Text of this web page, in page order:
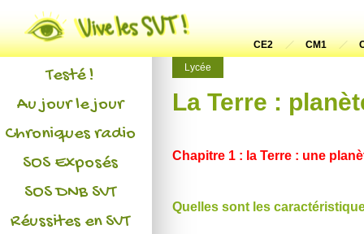
CE2 CM1
Lycée
La Terre :
Chapitre 1 : la Terre : une
Quelles sont les
Actualités
L'association
Testé !
Au jour le jour
Chroniques radio
SOS Exposés
SOS DNB SVT
Réussites en SVT